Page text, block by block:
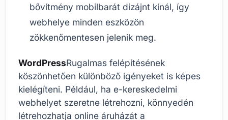
bővítmény mobilbarát dizájnt kínál, így
webhelye minden eszközön
zökkenőmentesen jelenik meg.
WordPressRugalmas felépítésének
köszönhetően különböző igényeket is képes
kielégíteni. Például, ha e-kereskedelmi
webhelyet szeretne létrehozni, könnyedén
létrehozhatja online áruházát a